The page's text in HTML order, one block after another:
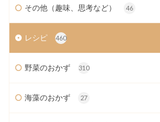
その他（趣味、思考など） 46
レシピ 460
野菜のおかず 310
海藻のおかず 27